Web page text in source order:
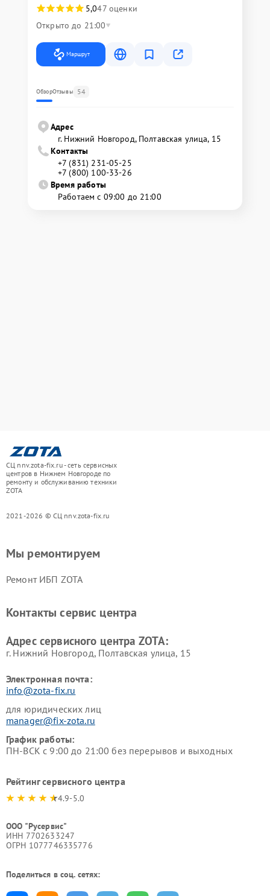
5,047 оценки
Открыто до 21:00
Маршрут
ОбзорОтзывы 54
Адрес
г. Нижний Новгород, Полтавская улица, 15
Контакты
+7 (831) 231-05-25
+7 (800) 100-33-26
Время работы
Работаем с 09:00 до 21:00
СЦ nnv.zota-fix.ru - сеть сервисных
центров в Нижнем Новгороде по
ремонту и обслуживанию техники
ZOTA
2021-2026 © СЦ nnv.zota-fix.ru
Мы ремонтируем
Ремонт ИБП ZOTA
Контакты сервис центра
Адрес сервисного центра ZOTA:
г. Нижний Новгород, Полтавская улица, 15
Электронная почта:
info@zota-fix.ru
для юридических лиц
manager@fix-zota.ru
График работы:
ПН-ВСК с 9:00 до 21:00 без перерывов и выходных
Рейтинг сервисного центра
4.9-5.0
ООО "Русервис"
ИНН 7702633247
ОГРН 1077746335776
Поделиться в соц. сетях: